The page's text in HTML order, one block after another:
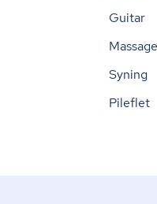
Guitar
Massage
Syning
Pileflet